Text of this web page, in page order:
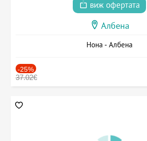
виж офертата
Албена
Нона - Албена
-25%
37.02€